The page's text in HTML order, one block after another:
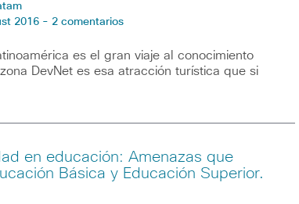
2016 - 2 comentarios
es el gran viaje al conocimiento
DevNet es esa atracción turística que si
en educación: Amenazas que
Básica y Educación Superior.